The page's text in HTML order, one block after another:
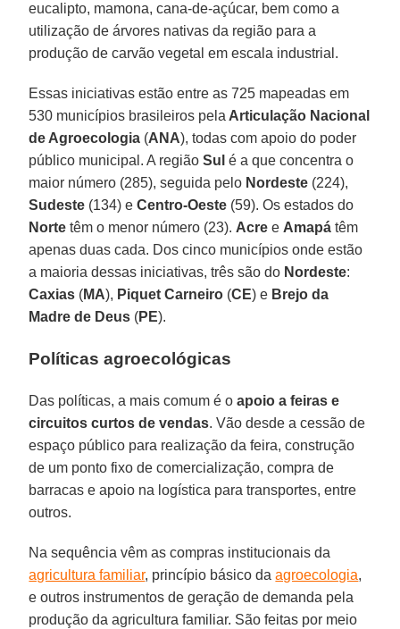
eucalipto, mamona, cana-de-açúcar, bem como a
utilização de árvores nativas da região para a
produção de carvão vegetal em escala industrial.
Essas iniciativas estão entre as 725 mapeadas em
530 municípios brasileiros pela Articulação Nacional
de Agroecologia (ANA), todas com apoio do poder
público municipal. A regiãoSul é a que concentra o
maior número (285), seguida pelo Nordeste (224),
Sudeste (134) eCentro-Oeste (59). Os estados do
Norte têm o menor número (23). Acre e Amapá têm
apenas duas cada. Dos cinco municípios onde estão
a maioria dessas iniciativas, três são do Nordeste:
Caxias (MA), Piquet Carneiro (CE) e Brejo da
Madre de Deus (PE).
Políticas agroecológicas
Das políticas, a mais comum é oapoio a feiras e
circuitos curtos de vendas. Vão desde a cessão de
espaço público para realização da feira, construção
de um ponto fixo de comercialização, compra de
barracas e apoio na logística para transportes, entre
outros.
Na sequência vêm as compras institucionais da
agricultura familiar, princípio básico daagroecologia,
e outros instrumentos de geração de demanda pela
produção da agricultura familiar. São feitas por meio